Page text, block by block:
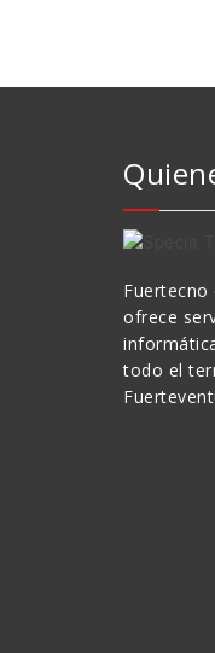
Fuertecno
ofrece
todo el